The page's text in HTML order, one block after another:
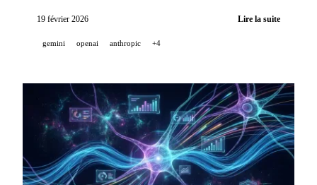
Claude in PowerPoint aux plans Pro et Mistral publie
19 février 2026 Lire la suite
gemini openai anthropic +4